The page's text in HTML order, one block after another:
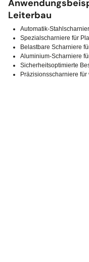
Leiterbau
Automatik-
Spezialscharniere für
Belastbare Scharniere
Aluminium-Scharniere
Sicherheitsoptimierte
Präzisionsscharniere